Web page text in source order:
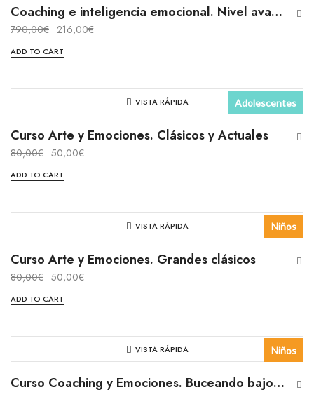
Presencial
Coaching e inteligencia emocional. Nivel avanzado
790,00€ 216,00€
ADD TO CART
Adolescentes
Presencial
VISTA RÁPIDA
Curso Arte y Emociones. Clásicos y Actuales
80,00€ 50,00€
ADD TO CART
Niños
Presencial
VISTA RÁPIDA
Curso Arte y Emociones. Grandes clásicos
80,00€ 50,00€
ADD TO CART
Niños
Presencial
VISTA RÁPIDA
Curso Coaching y Emociones. Buceando bajo el mar